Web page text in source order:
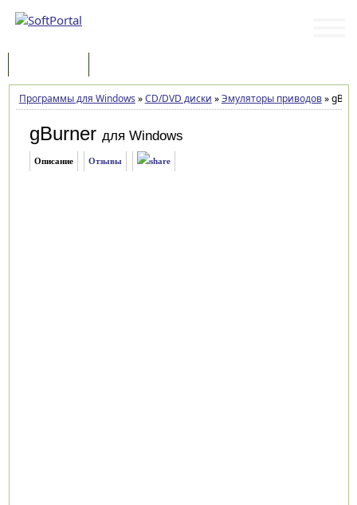
Программы для Windows »CD/DVD диски »Эмуляторы приводов»
gBurner для Windows
Описание Отзывы